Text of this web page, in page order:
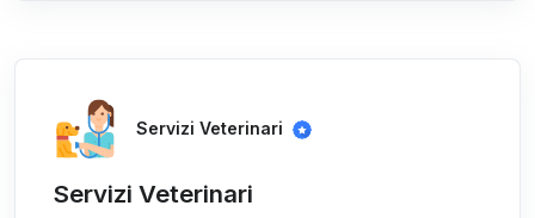
Servizi Veterinari
Servizi Veterinari